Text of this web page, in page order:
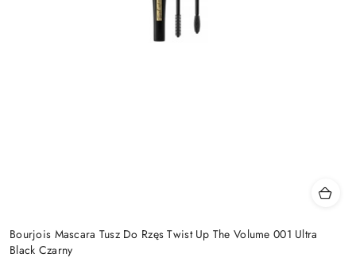
Bourjois Mascara Tusz Do Rzęs Twist Up The Volume 001 Ultra
Black Czarny